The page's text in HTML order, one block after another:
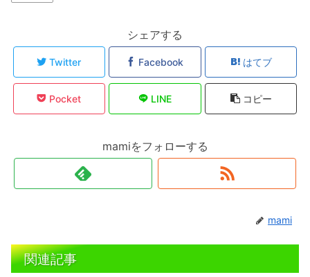
シェアする
Twitter Facebook はてブ
Pocket LINE コピー
mamiをフォローする
mami
関連記事